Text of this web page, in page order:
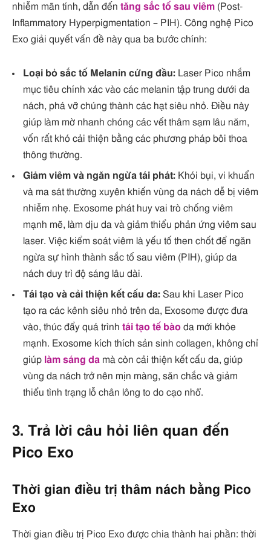
nhiễm mãn tính, dẫn đến tăng sắc tố sau viêm (Post-
Inflammatory Hyperpigmentation – PIH). Công nghệ Pico
Exo giải quyết vấn đề này qua ba bước chính:
Loại bỏ sắc tố Melanin cứng đầu: Laser Pico nhắm
mục tiêu chính xác vào các melanin tập trung dưới da
nách, phá vỡ chúng thành các hạt siêu nhỏ. Điều này
giúp làm mờ nhanh chóng các vết thâm sạm lâu năm,
vốn rất khó cải thiện bằng các phương pháp bôi thoa
thông thường.
Giảm viêm và ngăn ngừa tái phát: Khói bụi, vi khuẩn
và ma sát thường xuyên khiến vùng da nách dễ bị viêm
nhiễm nhẹ. Exosome phát huy vai trò chống viêm
mạnh mẽ, làm dịu da và giảm thiểu phản ứng viêm sau
laser. Việc kiểm soát viêm là yếu tố then chốt để ngăn
ngừa sự hình thành sắc tố sau viêm (PIH), giúp da
nách duy trì độ sáng lâu dài.
Tái tạo và cải thiện kết cấu da: Sau khi Laser Pico
tạo ra các kênh siêu nhỏ trên da, Exosome được đưa
vào, thúc đẩy quá trình tái tạo tế bào da mới khỏe
mạnh. Exosome kích thích sản sinh collagen, không chỉ
giúp làm sáng da mà còn cải thiện kết cấu da, giúp
vùng da nách trở nên mịn màng, săn chắc và giảm
thiểu tình trạng lỗ chân lông to do cạo nhổ.
3. Trả lời câu hỏi liên quan đến
Pico Exo
Thời gian điều trị thâm nách bằng Pico
Exo
Thời gian điều trị Pico Exo được chia thành hai phần: thời